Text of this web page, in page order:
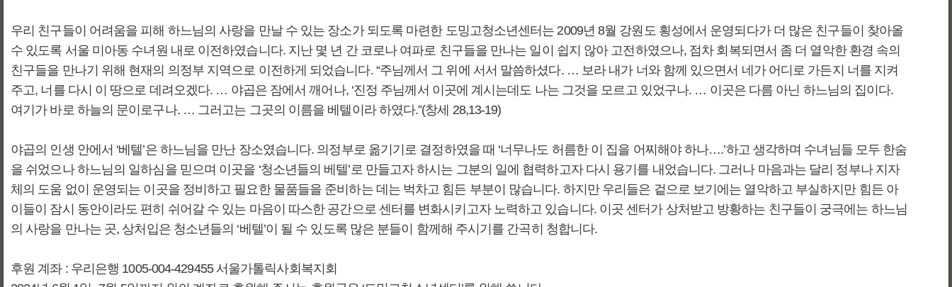
우리 친구들이 어려움을 피해 하느님의 사랑을 만날 수 있는 장소가 되도록 마련한 도밍고청소년센터는 2009년 8월 강원도 횡성에서 운영되다가 더 많은 친구들이 찾아올
수 있도록 서울 미아동 수녀원 내로 이전하였습니다. 지난 몇 년 간 코로나 여파로 친구들을 만나는 일이 쉽지 않아 고전하였으나, 점차 회복되면서 좀 더 열악한 환경 속의
친구들을 만나기 위해 현재의 의정부 지역으로 이전하게 되었습니다. “주님께서 그 위에 서서 말씀하셨다. … 보라 내가 너와 함께 있으면서 네가 어디로 가든지 너를 지켜
주고, 너를 다시 이 땅으로 데려오겠다. … 야곱은 잠에서 깨어나, ‘진정 주님께서 이곳에 계시는데도 나는 그것을 모르고 있었구나. … 이곳은 다름 아닌 하느님의 집이다.
여기가 바로 하늘의 문이로구나. … 그러고는 그곳의 이름을 베텔이라 하였다.”(창세 28,13-19)
야곱의 인생 안에서 ‘베텔’은 하느님을 만난 장소였습니다. 의정부로 옮기기로 결정하였을 때 ‘너무나도 허름한 이 집을 어찌해야 하나….’하고 생각하며 수녀님들 모두 한숨
을 쉬었으나 하느님의 일하심을 믿으며 이곳을 ‘청소년들의 베텔’로 만들고자 하시는 그분의 일에 협력하고자 다시 용기를 내었습니다. 그러나 마음과는 달리 정부나 지자
체의 도움 없이 운영되는 이곳을 정비하고 필요한 물품들을 준비하는 데는 벅차고 힘든 부분이 많습니다. 하지만 우리들은 겉으로 보기에는 열악하고 부실하지만 힘든 아
이들이 잠시 동안이라도 편히 쉬어갈 수 있는 마음이 따스한 공간으로 센터를 변화시키고자 노력하고 있습니다. 이곳 센터가 상처받고 방황하는 친구들이 궁극에는 하느님
의 사랑을 만나는 곳, 상처입은 청소년들의 ‘베텔’이 될 수 있도록 많은 분들이 함께해 주시기를 간곡히 청합니다.
후원 계좌 : 우리은행 1005-004-429455 서울가톨릭사회복지회